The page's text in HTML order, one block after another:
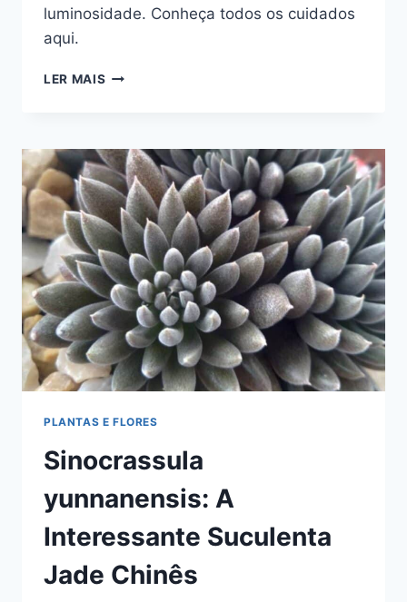
luminosidade. Conheça todos os cuidados
aqui.
LER MAIS CRASSULA
FOLHAS
EM
ESCAMAS
PLANTAS E FLORES
Sinocrassula
yunnanensis: A
Interessante Suculenta
Jade Chinês